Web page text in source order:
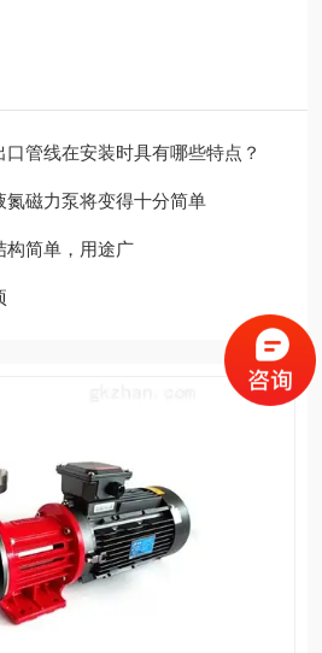
管线在安装时具有哪些特点？
氮磁力泵将变得十分简单
构简单，用途广